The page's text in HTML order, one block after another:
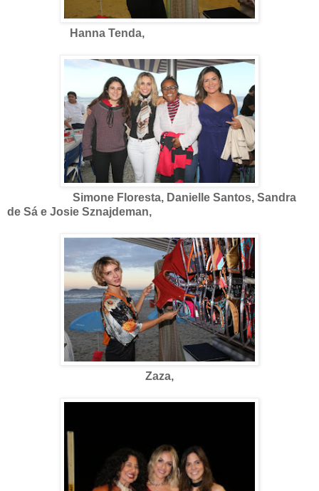
Hanna Tenda,
Simone Floresta, Danielle Santos, Sandra
de Sá e Josie Sznajdeman,
Zaza,